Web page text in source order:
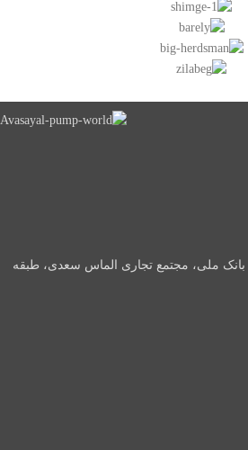
ملی، مجتمع تجاری الماس سعدی، طبقه